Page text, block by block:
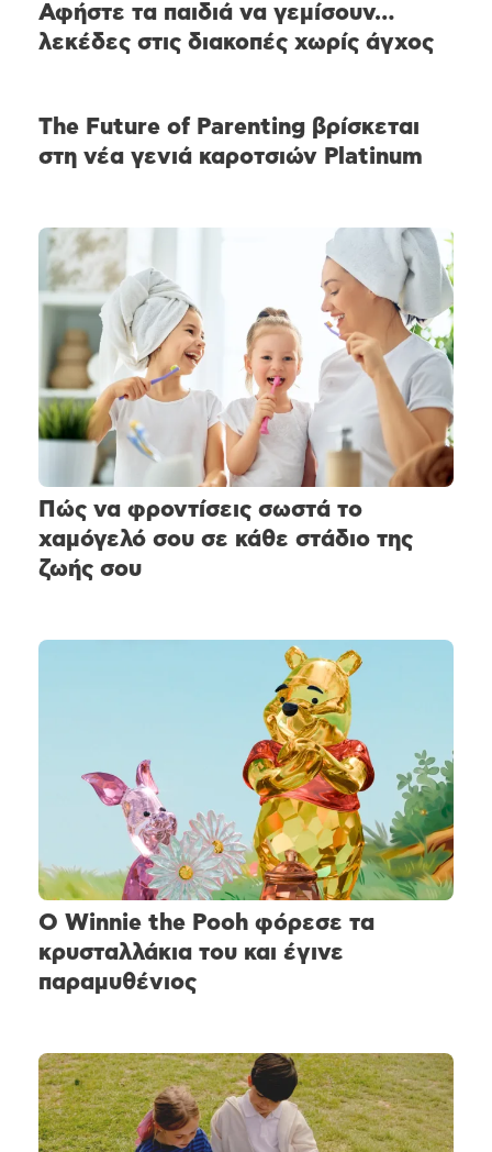
Αφήστε τα παιδιά να γεμίσουν…
λεκέδες στις διακοπές χωρίς άγχος
The Future of Parenting βρίσκεται
στη νέα γενιά καροτσιών Platinum
Πώς να φροντίσεις σωστά το
χαμόγελό σου σε κάθε στάδιο της
ζωής σου
Ο Winnie the Pooh φόρεσε τα
κρυσταλλάκια του και έγινε
παραμυθένιος